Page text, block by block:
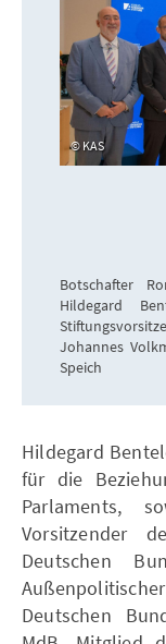
KAS
Botschafter
Hildegard
Johannes
Speich
Hildegard
für die
Parlaments,
Vorsitzender
Deutschen
Deutschen